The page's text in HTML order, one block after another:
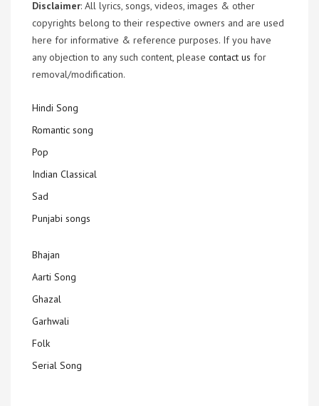
Disclaimer: All lyrics, songs, videos, images & other
copyrights belong to their respective owners and are used
here for informative & reference purposes. If you have
any objection to any such content, please contact us for
removal/modification.
Hindi Song
Romantic song
Pop
Indian Classical
Sad
Punjabi songs
Bhajan
Aarti Song
Ghazal
Garhwali
Folk
Serial Song